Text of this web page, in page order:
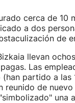
cerca de 10
a dos
de
llevan
Las
partido a las
reunido de
una